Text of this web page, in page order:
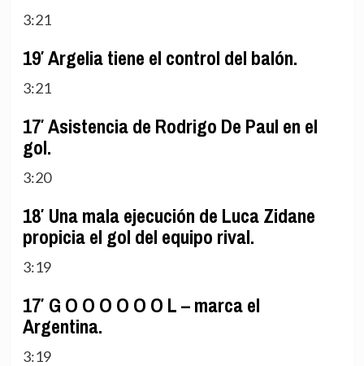
3:21
19′ Argelia tiene el control del balón.
3:21
17′ Asistencia de Rodrigo De Paul en el
gol.
3:20
18′ Una mala ejecución de Luca Zidane
propicia el gol del equipo rival.
3:19
17′ G O O O O O O L – marca el
Argentina.
3:19